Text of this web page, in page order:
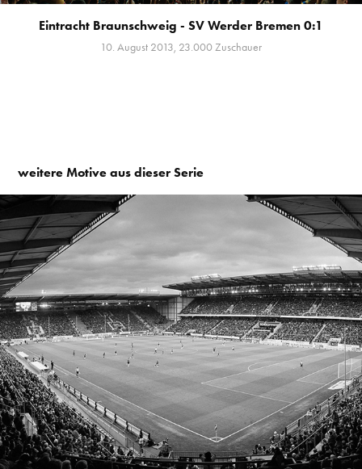
Eintracht Braunschweig - SV Werder Bremen 0:1
10. August 2013, 23.000 Zuschauer
weitere Motive aus dieser Serie
2019